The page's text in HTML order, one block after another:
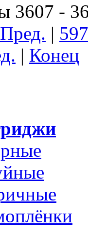
3607 -
Пред. | 597
| Конец